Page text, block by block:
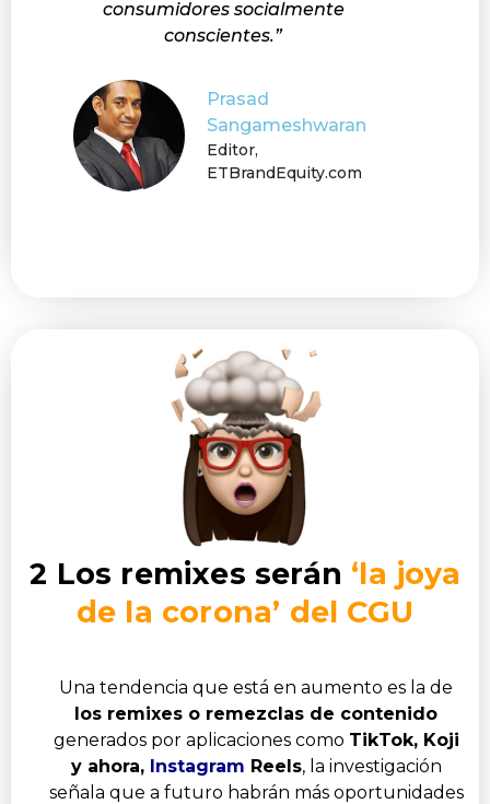
consumidores socialmente
conscientes.”
Prasad
Sangameshwaran
Editor,
ETBrandEquity.com
Una tendencia que está en aumento es la de
los remixes o remezclas de contenido
generados por aplicaciones como TikTok, Koji
y ahora, Instagram Reels, la investigación
señala que a futuro habrán más oportunidades
2 Los remixes serán ‘la joya
de la corona’ del CGU